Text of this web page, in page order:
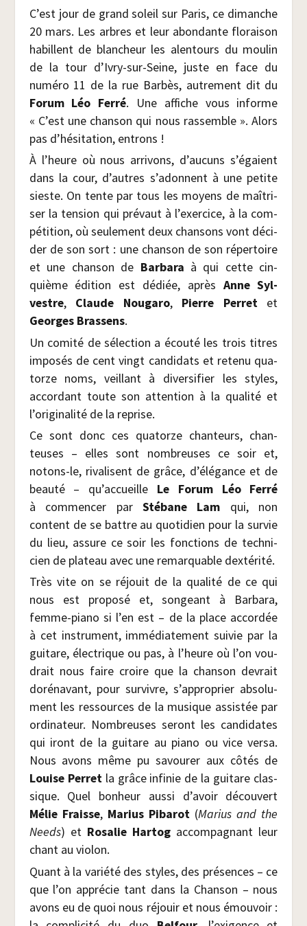
C’est jour de grand soleil sur Paris, ce dimanche
20 mars. Les arbres et leur abon­dante flo­rai­son
habillent de blan­cheur les alen­tours du mou­lin
de la tour d’Ivry-sur-Seine, juste en face du
numé­ro 11 de la rue Bar­bès, autre­ment dit du
Forum Léo Fer­ré. Une affiche vous informe
« C’est une chan­son qui nous ras­semble ». Alors
pas d’hésitation, entrons !
À l’heure où nous arri­vons, d’aucuns s’égaient
dans la cour, d’autres s’adonnent à une petite
sieste. On tente par tous les moyens de maî­tri­
ser la ten­sion qui pré­vaut à l’exercice, à la com­
pé­ti­tion, où seule­ment deux chan­sons vont déci­
der de son sort : une chan­son de son réper­toire
et une chan­son de Bar­ba­ra à qui cette cin­
quième édi­tion est dédiée, après Anne Syl­
vestre, Claude Nou­ga­ro, Pierre Per­retet
Georges Bras­sens.
Un comi­té de sélec­tion a écou­té les trois titres
impo­sés de cent vingt can­di­dats et rete­nu qua­
torze noms, veillant à diver­si­fier les styles,
accor­dant toute son atten­tion à la qua­li­té et
l’originalité de la reprise.
Ce sont donc ces qua­torze chan­teurs, chan­
teuses – elles sont nom­breuses ce soir et,
notons-le, riva­lisent de grâce, d’élégance et de
beau­té – qu’accueille Le Forum Léo Fer­ré
à com­men­cer par Sté­bane Lam qui, non
content de se battre au quo­ti­dien pour la sur­vie
du lieu, assure ce soir les fonc­tions de tech­ni­
cien de pla­teau avec une remar­quable dextérité.
Très vite on se réjouit de la qua­li­té de ce qui
nous est pro­po­sé et, son­geant à Bar­ba­ra,
femme-pia­no si l’en est – de la place accor­dée
à cet ins­tru­ment, immé­dia­te­ment sui­vie par la
gui­tare, élec­trique ou pas, à l’heure où l’on vou­
drait nous faire croire que la chan­son devrait
doré­na­vant, pour sur­vivre, s’approprier abso­lu­
ment les res­sources de la musique assis­tée par
ordi­na­teur. Nom­breuses seront les can­di­dates
qui iront de la gui­tare au pia­no ou vice ver­sa.
Nous avons même pu savou­rer aux côtés de
Louise Per­retla grâce infi­nie de la gui­tare clas­
sique. Quel bon­heur aus­si d’avoir décou­vert
Mélie Fraisse, Marius Piba­rot (Marius and the
Needs) et Rosa­lie Har­tog accom­pa­gnant leur
chant au violon.
Quant à la varié­té des styles, des pré­sences – ce
que l’on appré­cie tant dans la Chan­son – nous
avons eu de quoi nous réjouir et nous émou­voir :